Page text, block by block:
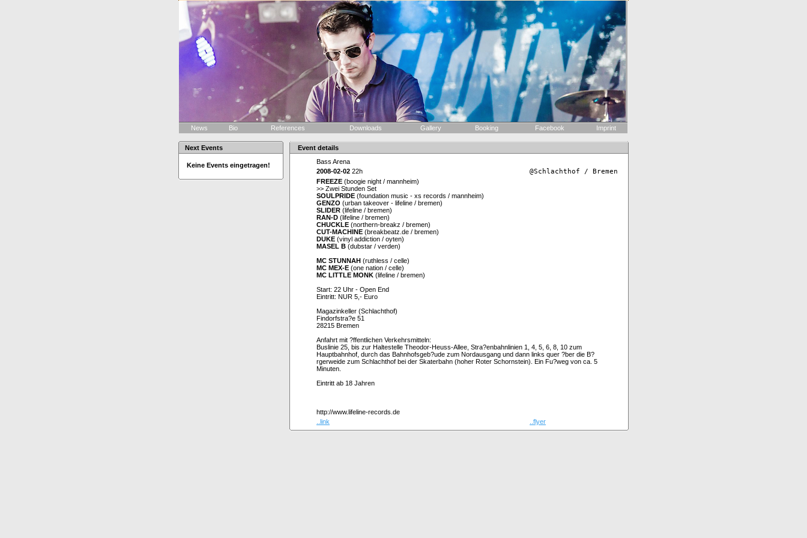
News Bio References Downloads Gallery Booking Facebook Imprint
Next Events
Keine Events eingetragen!
Event details
Bass Arena
2008-02-02 22h @Schlachthof / Bremen
FREEZE (boogie night / mannheim)
>> Zwei Stunden Set
SOULPRIDE (foundation music - xs records / mannheim)
GENZO (urban takeover - lifeline / bremen)
SLIDER (lifeline / bremen)
RAN-D (lifeline / bremen)
CHUCKLE (northern-breakz / bremen)
CUT-MACHINE (breakbeatz.de / bremen)
DUKE (vinyl addiction / oyten)
MASEL B (dubstar / verden)
MC STUNNAH (ruthless / celle)
MC MEX-E (one nation / celle)
MC LITTLE MONK (lifeline / bremen)
Start: 22 Uhr - Open End
Eintritt: NUR 5,- Euro
Magazinkeller (Schlachthof)
Findorfstra?e 51
28215 Bremen
Anfahrt mit ?ffentlichen Verkehrsmitteln:
Buslinie 25, bis zur Haltestelle Theodor-Heuss-Allee, Stra?enbahnlinien 1, 4, 5, 6, 8, 10 zum
Hauptbahnhof, durch das Bahnhofsgeb?ude zum Nordausgang und dann links quer ?ber die B?
rgerweide zum Schlachthof bei der Skaterbahn (hoher Roter Schornstein). Ein Fu?weg von ca. 5
Minuten.
Eintritt ab 18 Jahren
http://www.lifeline-records.de
..link
..flyer